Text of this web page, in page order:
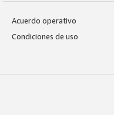
Acuerdo operativo
Condiciones de uso